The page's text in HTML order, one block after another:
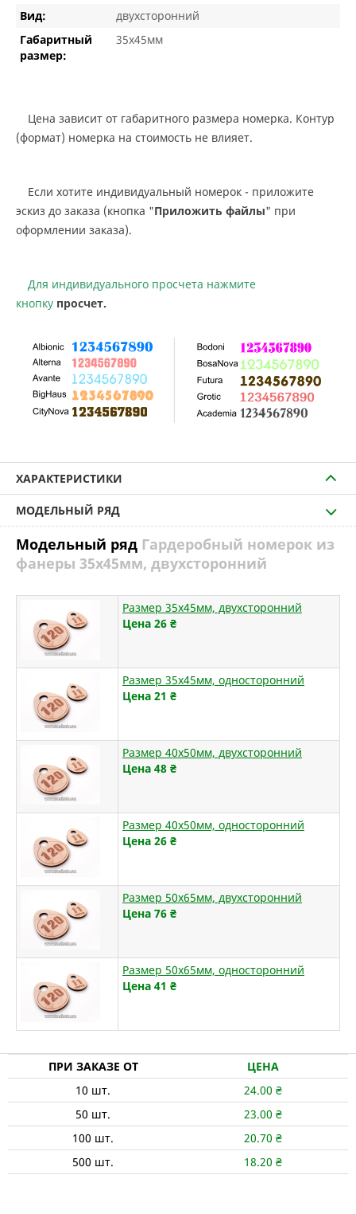
Вид:
двухсторонний
Габаритный
размер:
35х45мм
Цена зависит от габаритного размера номерка. Контур
(формат) номерка на стоимость не влияет.
Если хотите индивидуальный номерок - приложите
эскиз до заказа (кнопка "Приложить файлы" при
оформлении заказа).
Для индивидуального просчета нажмите
кнопку просчет.
ХАРАКТЕРИСТИКИ
МОДЕЛЬНЫЙ РЯД
Модельный ряд Гардеробный номерок из
фанеры 35х45мм, двухсторонний
Размер 35х45мм, двухсторонний
Цена 26 ₴
Размер 35х45мм, односторонний
Цена 21 ₴
Размер 40х50мм, двухсторонний
Цена 48 ₴
Размер 40х50мм, односторонний
Цена 26 ₴
Размер 50х65мм, двухсторонний
Цена 76 ₴
Размер 50х65мм, односторонний
Цена 41 ₴
ПРИ ЗАКАЗЕ ОТ
ЦЕНА
10 шт. 24.00 ₴
50 шт. 23.00 ₴
100 шт. 20.70 ₴
500 шт. 18.20 ₴